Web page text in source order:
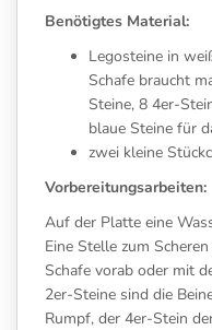
Benötigtes Material:
Legosteine in
Schafe braucht
Steine, 8 4er-
blaue Steine für
zwei kleine
Vorbereitungsarbeiten:
Auf der Platte eine
Eine Stelle zum
Schafe vorab oder mit
2er-Steine sind die
Rumpf, der 4er-Stein